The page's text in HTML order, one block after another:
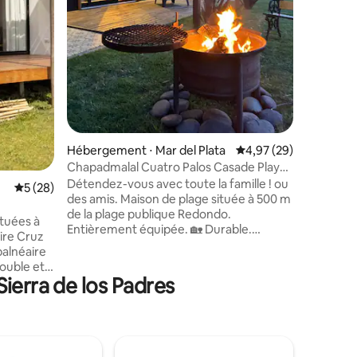
Évaluation moyenne sur la base de 28 commentaires : 5 sur 5
5 (28)
Cruz
Hébergement ⋅ Mar del Plata Évaluation moyenne
4,97 (29)
Chapadmalal Cuatro Palos Casade Playa
Santa Isabel
Détendez-vous avec toute la famille ! ou
des amis. Maison de plage située à 500 m
de la plage publique Redondo.
Entièrement équipée. 🏡 Durable.
dispose de deux salles de bains, une
extérieure. Biodigesteur et thermotank
de los Padres